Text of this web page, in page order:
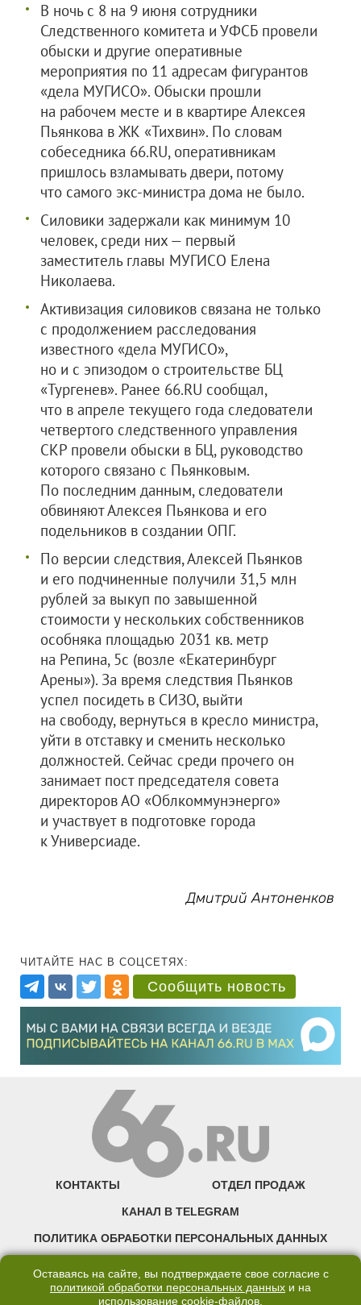
В ночь с 8 на 9 июня сотрудники
Следственного комитета и УФСБ провели
обыски и другие оперативные
мероприятия по 11 адресам фигурантов
«дела МУГИСО». Обыски прошли
на рабочем месте и в квартире Алексея
Пьянкова в ЖК «Тихвин». По словам
собеседника 66.RU, оперативникам
пришлось взламывать двери, потому
что самого экс-министра дома не было.
Силовики задержали как минимум 10
человек, среди них — первый
заместитель главы МУГИСО Елена
Николаева.
Активизация силовиков связана не только
с продолжением расследования
известного «дела МУГИСО»,
но и с эпизодом о строительстве БЦ
«Тургенев». Ранее 66.RU сообщал,
что в апреле текущего года следователи
четвертого следственного управления
СКР провели обыски в БЦ, руководство
которого связано с Пьянковым.
По последним данным, следователи
обвиняют Алексея Пьянкова и его
подельников в создании ОПГ.
По версии следствия, Алексей Пьянков
и его подчиненные получили 31,5 млн
рублей за выкуп по завышенной
стоимости у нескольких собственников
особняка площадью 2031 кв. метр
на Репина, 5с (возле «Екатеринбург
Арены»). За время следствия Пьянков
успел посидеть в СИЗО, выйти
на свободу, вернуться в кресло министра,
уйти в отставку и сменить несколько
должностей. Сейчас среди прочего он
занимает пост председателя совета
директоров АО «Облкоммунэнерго»
и участвует в подготовке города
к Универсиаде.
Дмитрий Антоненков
ЧИТАЙТЕ НАС В СОЦСЕТЯХ:
Сообщить новость
КОНТАКТЫ ОТДЕЛ ПРОДАЖ
КАНАЛ В TELEGRAM
ПОЛИТИКА ОБРАБОТКИ ПЕРСОНАЛЬНЫХ ДАННЫХ
©2007—2025 66.RU. Воспроизведение, сообщение, доведение до всеобщего
Оставаясь на сайте, вы подтверждаете свое согласие с
политикой обработки персональных данных и на
использование cookie-файлов.